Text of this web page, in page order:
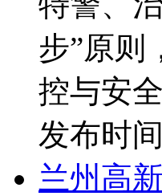
步”原则
控与安
发布时间
兰州高